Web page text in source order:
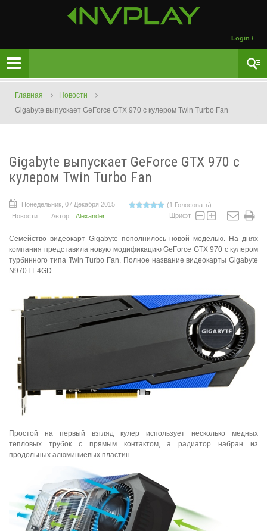
Login /
Главная
Новости
Gigabyte выпускает GeForce GTX 970 с кулером Twin Turbo Fan
Gigabyte выпускает GeForce GTX 970 с
кулером Twin Turbo Fan
Понедельник, 07 Декабря 2015
(1 Голосовать)
Новости
Автор Alexander Шрифт
Семейство видеокарт Gigabyte пополнилось новой моделью. На днях
компания представила новую модификацию GeForce GTX 970 с кулером
турбинного типа Twin Turbo Fan. Полное название видеокарты Gigabyte
N970TT-4GD.
Простой на первый взгляд кулер использует несколько медных
тепловых трубок с прямым контактом, а радиатор набран из
продольных алюминиевых пластин.